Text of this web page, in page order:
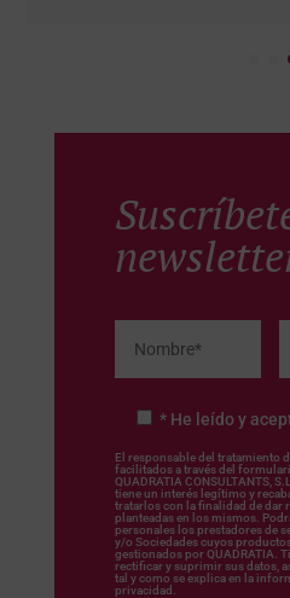
* He leído y
El responsable del tratamiento
facilitados a través del
QUADRATIA CONSULTANTS,
tiene un interés legítimo y
tratarlos con la finalidad de dar
planteadas en los mismos.
personales los prestadores de
y/o Sociedades cuyos
gestionados por QUADRATIA.
rectificar y suprimir sus datos,
tal y como se explica en la
privacidad.